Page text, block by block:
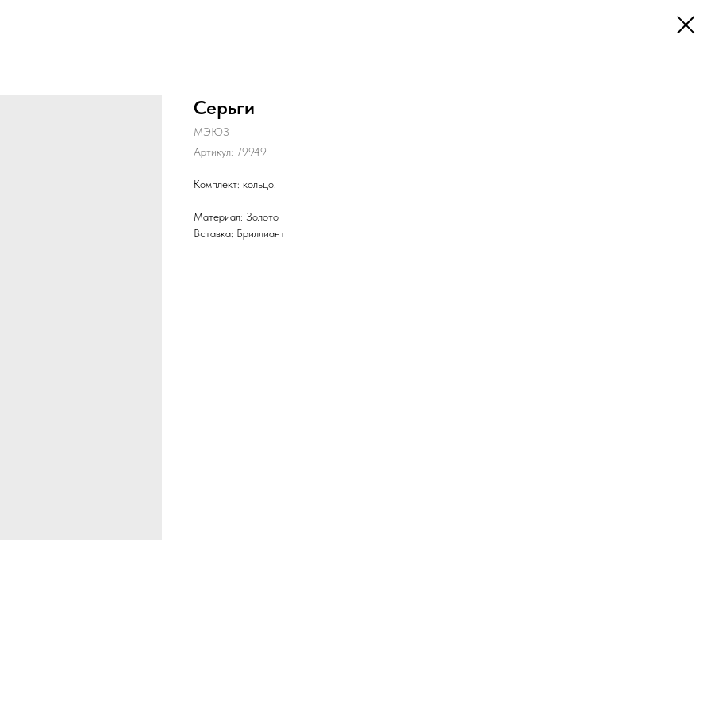
Серьги
МЭЮЗ
Артикул: 79949
Комплект: кольцо.
Материал: Золото
Вставка: Бриллиант